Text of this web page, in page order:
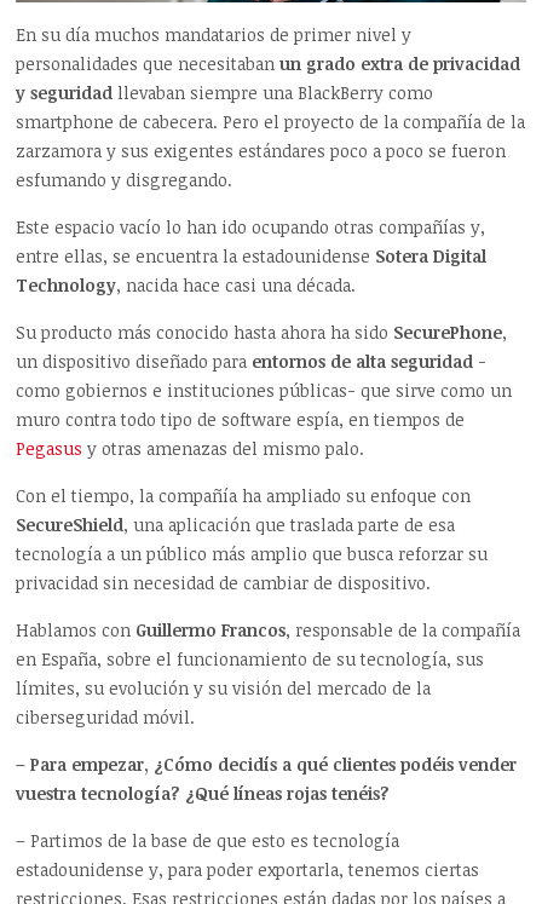
En su día muchos mandatarios de primer nivel y
personalidades que necesitabanun grado extra de privacidad
y seguridad llevaban siempre una BlackBerry como
smartphone de cabecera. Pero el proyecto de la compañía de la
zarzamora y sus exigentes estándares poco a poco se fueron
esfumando y disgregando.
Este espacio vacío lo han ido ocupando otras compañías y,
entre ellas, se encuentra la estadounidense Sotera Digital
Technology, nacida hace casi una década.
Su producto más conocido hasta ahora ha sido SecurePhone,
un dispositivo diseñado para entornos de alta seguridad -
como gobiernos e instituciones públicas- que sirve como un
muro contra todo tipo de software espía, en tiempos de
Pegasus y otras amenazas del mismo palo.
Con el tiempo, la compañía ha ampliado su enfoque con
SecureShield, una aplicación que traslada parte de esa
tecnología a un público más amplio que busca reforzar su
privacidad sin necesidad de cambiar de dispositivo.
Hablamos con Guillermo Francos, responsable de la compañía
en España, sobre el funcionamiento de su tecnología, sus
límites, su evolución y su visión del mercado de la
ciberseguridad móvil.
– Para empezar, ¿Cómo decidís a qué clientes podéis vender
vuestra tecnología? ¿Qué líneas rojas tenéis?
– Partimos de la base de que esto es tecnología
estadounidense y, para poder exportarla, tenemos ciertas
restricciones. Esas restricciones están dadas por los países a